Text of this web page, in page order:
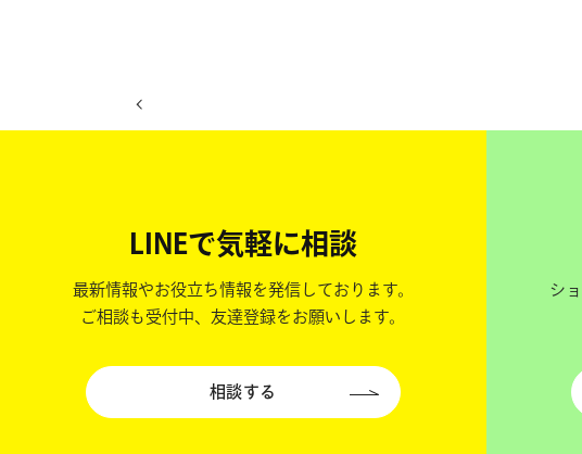
LINEで気軽に相談
最新情報やお役立ち情報を発信しております。
ご相談も受付中、友達登録をお願いします。
相談する
シ